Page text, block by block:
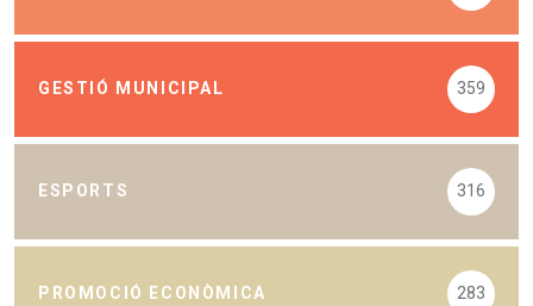
GESTIÓ MUNICIPAL 359
ESPORTS 316
PROMOCIÓ ECONÒMICA 283